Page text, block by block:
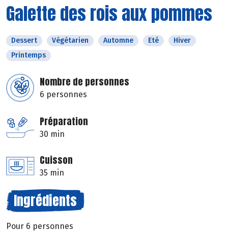
Galette des rois aux pommes
Dessert Végétarien Automne Eté
Hiver
Printemps
Nombre de personnes
6 personnes
Préparation
30 min
Cuisson
35 min
Ingrédients
Pour 6 personnes